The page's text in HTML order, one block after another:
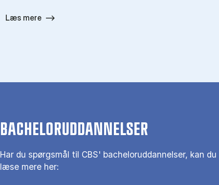
Læs mere
BACHELORUDDANNELSER
Har du spørgsmål til CBS' bacheloruddannelser, kan du
læse mere her: